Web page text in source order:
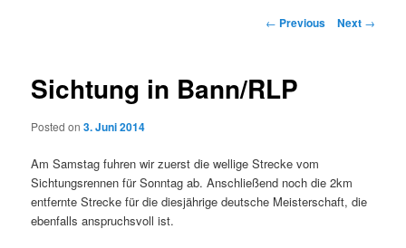
Post
← Previous Next →
Sichtung in Bann/RLP
Posted on3. Juni 2014
Am Samstag fuhren wir zuerst die wellige Strecke vom
Sichtungsrennen für Sonntag ab. Anschließend noch die 2km
entfernte Strecke für die diesjährige deutsche Meisterschaft, die
ebenfalls anspruchsvoll ist.